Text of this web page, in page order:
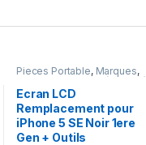
Pieces Portable, Marques,
iPhone 5 SE (1er Gen)
Ecran LCD
Remplacement pour
iPhone 5 SE Noir 1ere
Gen + Outils